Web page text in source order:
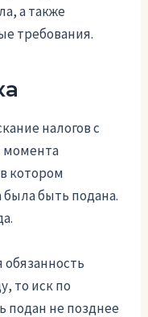
а также
требования.
налогов с
момента
котором
была быть подана.
обязанность
то иск по
подан не позднее